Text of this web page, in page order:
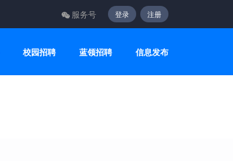
服务号 登录 注册
校园招聘 蓝领招聘 信息发布